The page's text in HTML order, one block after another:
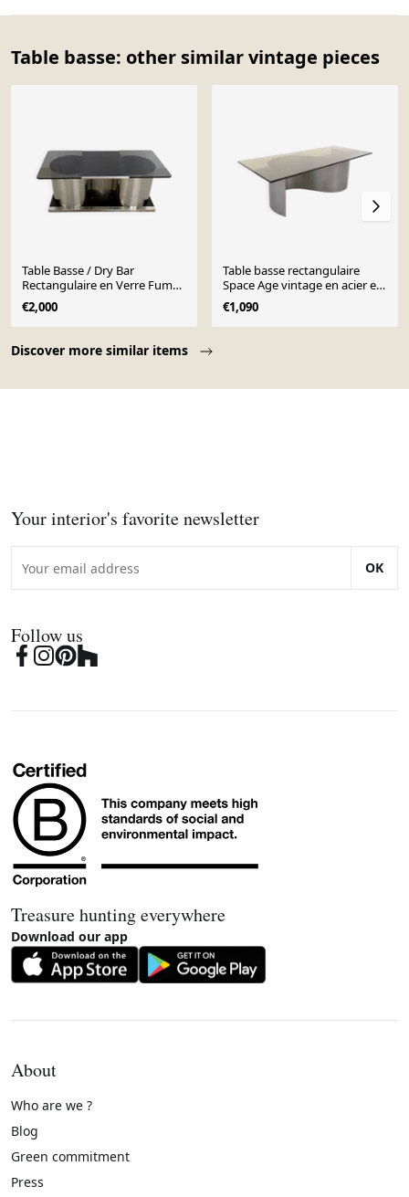
Table basse: other similar vintage pieces
Discover more similar items
Table Basse / Dry Bar
Rectangulaire en Verre Fumé
dans le goût de François
Monnet
€2,000
Table basse rectangulaire
Space Age vintage en acier et
verre fumé
€1,090
Your interior's favorite newsletter
OK
Follow us
Treasure hunting everywhere
Download our app
About
Who are we ?
Blog
Green commitment
Press